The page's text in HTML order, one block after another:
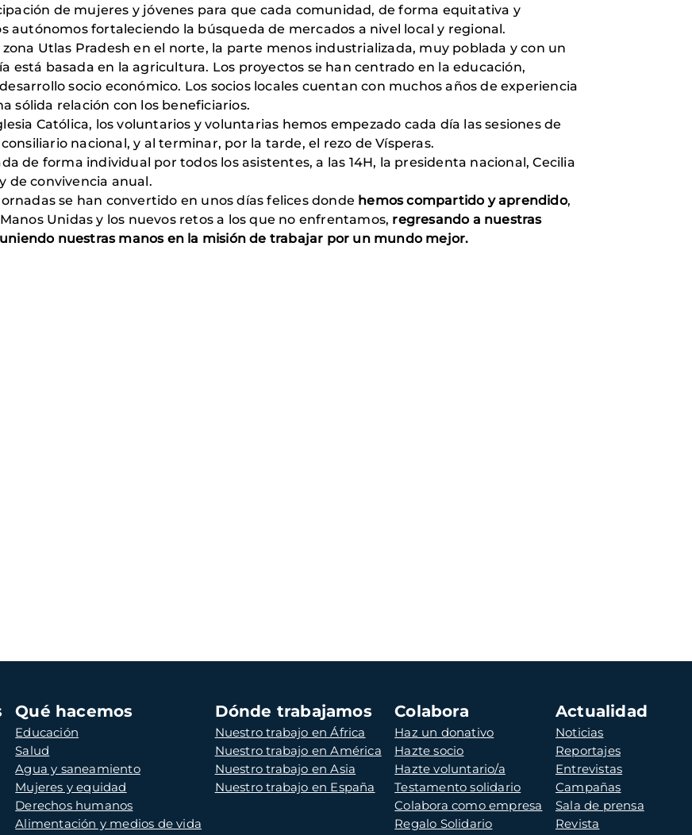
de mujeres y jóvenes para que cada comunidad, de forma equitativa y
autónomos fortaleciendo la búsqueda de mercados a nivel local y regional.
Utlas Pradesh en el norte, la parte menos industrializada, muy poblada y con un
está basada en la agricultura. Los proyectos se han centrado en la educación,
socio económico. Los socios locales cuentan con muchos años de experiencia
sólida relación con los beneficiarios.
Católica, los voluntarios y voluntarias hemos empezado cada día las sesiones de
nacional, y al terminar, por la tarde, el rezo de Vísperas.
de forma individual por todos los asistentes, a las 14H, la presidenta nacional, Cecilia
de convivencia anual.
se han convertido en unos días felices donde hemos compartido y aprendido,
Unidas y los nuevos retos a los que no enfrentamos, regresando a nuestras
nuestras manos en la misión de trabajar por un mundo mejor.
Qué hacemos
Educación
Salud
Agua y saneamiento
Mujeres y equidad
Derechos humanos
Alimentación y medios de vida
Dónde trabajamos
Nuestro trabajo en África
Nuestro trabajo en América
Nuestro trabajo en Asia
Nuestro trabajo en España
Colabora
Haz un donativo
Hazte socio
Hazte voluntario/a
Testamento solidario
Colabora como empresa
Regalo Solidario
Actualidad
Noticias
Reportajes
Entrevistas
Campañas
Sala de prensa
Revista